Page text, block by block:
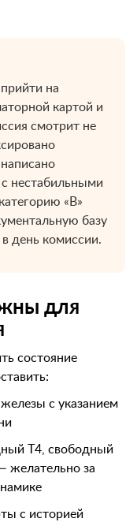
на
картой и
смотрит не
с нестабильными
«В»
базу
день комиссии.
для
состояние
с указанием
Т4, свободный
желательно за
с историей